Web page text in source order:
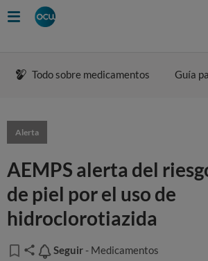
Todo sobre medicamentos Guía
Alerta
AEMPS alerta del
de piel por el uso de
hidroclorotiazida
Seguir
Seguir - Medicamentos